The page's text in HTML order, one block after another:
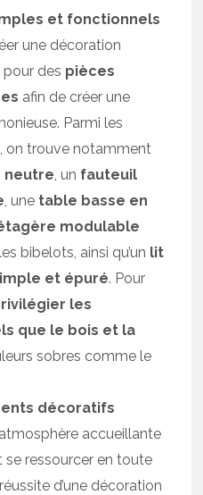
et fonctionnels
une décoration
des pièces
afin de créer une
Parmi les
on trouve notamment
neutre , un fauteuil
, une table basse en
modulable
bibelots, ainsi qu’un lit
et épuré. Pour
les
que le bois et la
sobres comme le
décoratifs
atmosphère accueillante
se ressourcer en toute
d’une décoration